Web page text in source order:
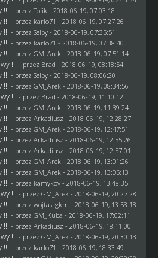
!!! - przezTofik - 2018-06-19, 07:03:18
!!! - przez karlo71 - 2018-06-19, 07:27:26
!!! - przez Selby- 2018-06-19, 07:35:51
!!! - przez karlo71 - 2018-06-19, 07:38:40
!!! - przez GM_Arek - 2018-06-19, 07:51:14
!!! - przez Brad - 2018-06-19, 08:18:54
!!! - przez Selby- 2018-06-19, 08:06:20
!!! - przez GM_Arek - 2018-06-19, 08:34:56
!!! - przez Brad - 2018-06-19, 11:10:12
!!! - przez GM_Arek - 2018-06-19, 11:39:24
!!! - przez Arkadiusz - 2018-06-19, 12:28:27
!!! - przez GM_Arek - 2018-06-19, 12:47:51
!!! - przez Arkadiusz - 2018-06-19, 12:55:26
!!! - przez Arkadiusz - 2018-06-19, 12:57:01
!!! - przez GM_Arek - 2018-06-19, 13:01:26
!!! - przez GM_Arek - 2018-06-19, 13:05:13
!!! - przez kamykov- 2018-06-19, 13:48:35
!!! - przez GM_Arek - 2018-06-19, 20:27:28
!!! - przez wojtas_gkm - 2018-06-19, 13:53:18
!!! - przez GM_Kuba - 2018-06-19, 17:02:11
!!! - przez Arkadiusz - 2018-06-19, 18:11:00
!!! - przez GM_Arek - 2018-06-19, 20:30:13
!!! - przez karlo71 - 2018-06-19, 18:33:49